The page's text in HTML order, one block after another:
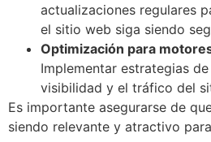
actualizaciones regulares
el sitio web siga siendo
Optimización para
Implementar estrategias
visibilidad y el tráfico del
Es importante asegurarse de
siendo relevante y atractivo